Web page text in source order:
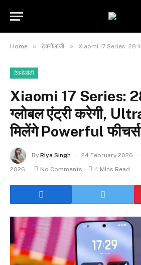
Home » टेक्नोलॉजी » Xiaomi 17 Series: 28 फरवरी को ग्लोबल
टेक्नोलॉजी
Xiaomi 17 Series:
ग्लोबल एंट्री करेगी,
मिलेंगे Powerful फीचर्स
By Riya Singh 24 February 2026
2026
No Comments 4 Mins Read